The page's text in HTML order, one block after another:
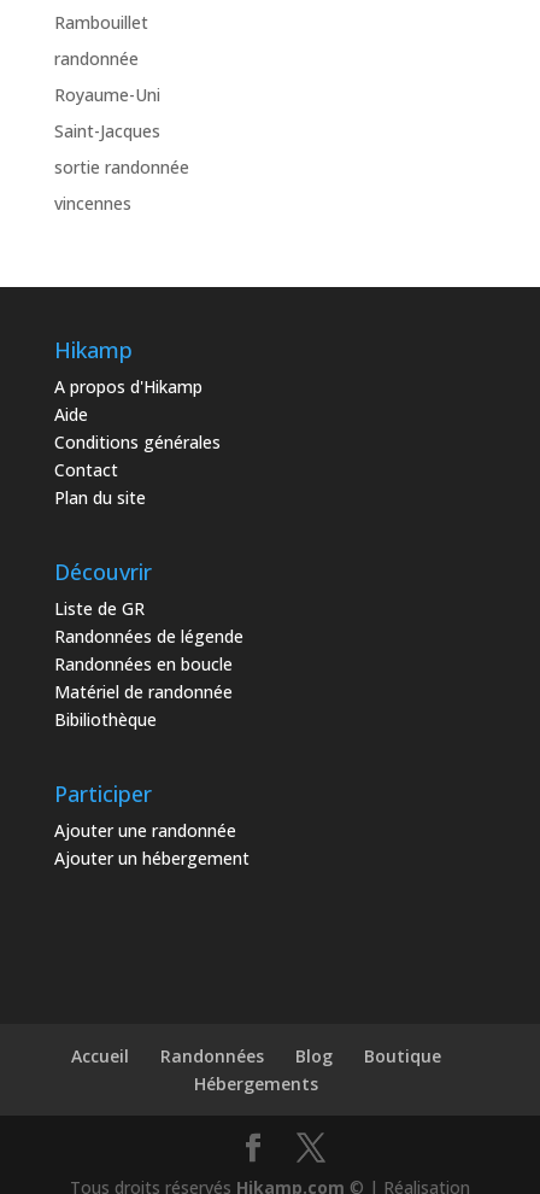
Rambouillet
randonnée
Royaume-Uni
Saint-Jacques
sortie randonnée
vincennes
Hikamp
A propos d'Hikamp
Aide
Conditions générales
Contact
Plan du site
Découvrir
Liste de GR
Randonnées de légende
Randonnées en boucle
Matériel de randonnée
Bibiliothèque
Participer
Ajouter une randonnée
Ajouter un hébergement
Accueil Randonnées Blog
Boutique
Hébergements
Tous droits réservés Hikamp.com © | Réalisation